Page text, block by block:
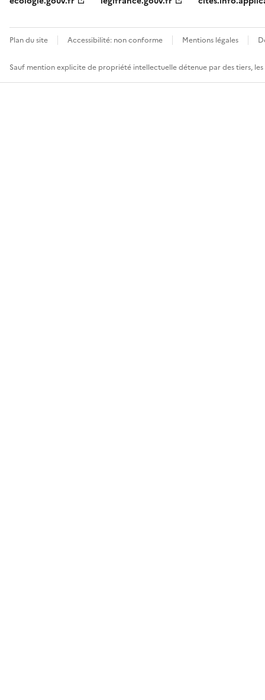
Plan du site Accessibilité: non conforme Mentions légales
Sauf mention explicite de propriété intellectuelle détenue par des tiers,